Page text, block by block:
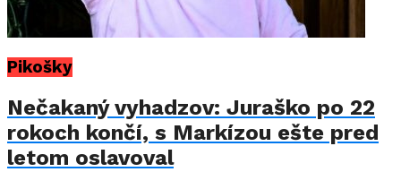
Pikošky
Nečakaný vyhadzov: Juraško po 22
rokoch končí, s Markízou ešte pred
letom oslavoval